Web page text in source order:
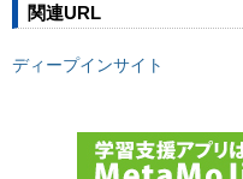
関連URL
ディープインサイト